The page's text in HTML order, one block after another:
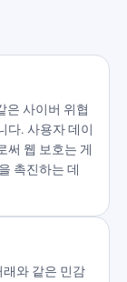
은 사이버 위협
다. 사용자 데이
써 웹 보호는 게
촉진하는 데
래와 같은 민감